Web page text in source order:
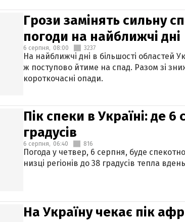
Грози замінять сильну
погоди на найближчі дні
6 серпня, 08:00 3237
На найближчі дні в більшості областей
ж поступово йтиме на спад. Разом зі
короткочасні опади.
Пік спеки в Україні: де 6
градусів
6 серпня, 06:40 816
Погода у четвер, 6 серпня, буде
низці регіонів до 38 градусів тепла
На Україну чекає пік